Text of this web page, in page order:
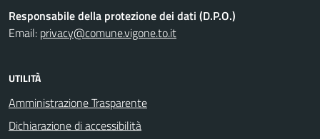
Responsabile della protezione dei dati (D.P.O.)
Email: privacy@comune.vigone.to.it
UTILITÀ
Amministrazione Trasparente
Dichiarazione di accessibilità